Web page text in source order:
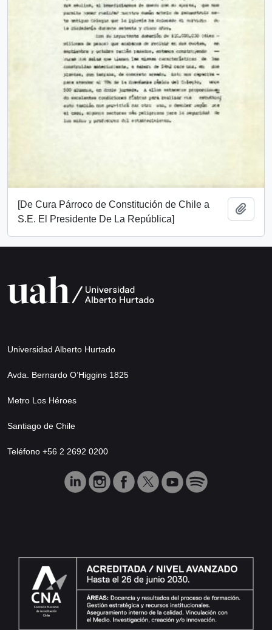
[De Cura Párroco de Constitución de Chile a
S.E. El Presidente De La República]
Universidad Alberto Hurtado
Avda. Bernardo O’Higgins 1825
Metro Los Héroes
Santiago de Chile
Teléfono +56 2 2692 0200